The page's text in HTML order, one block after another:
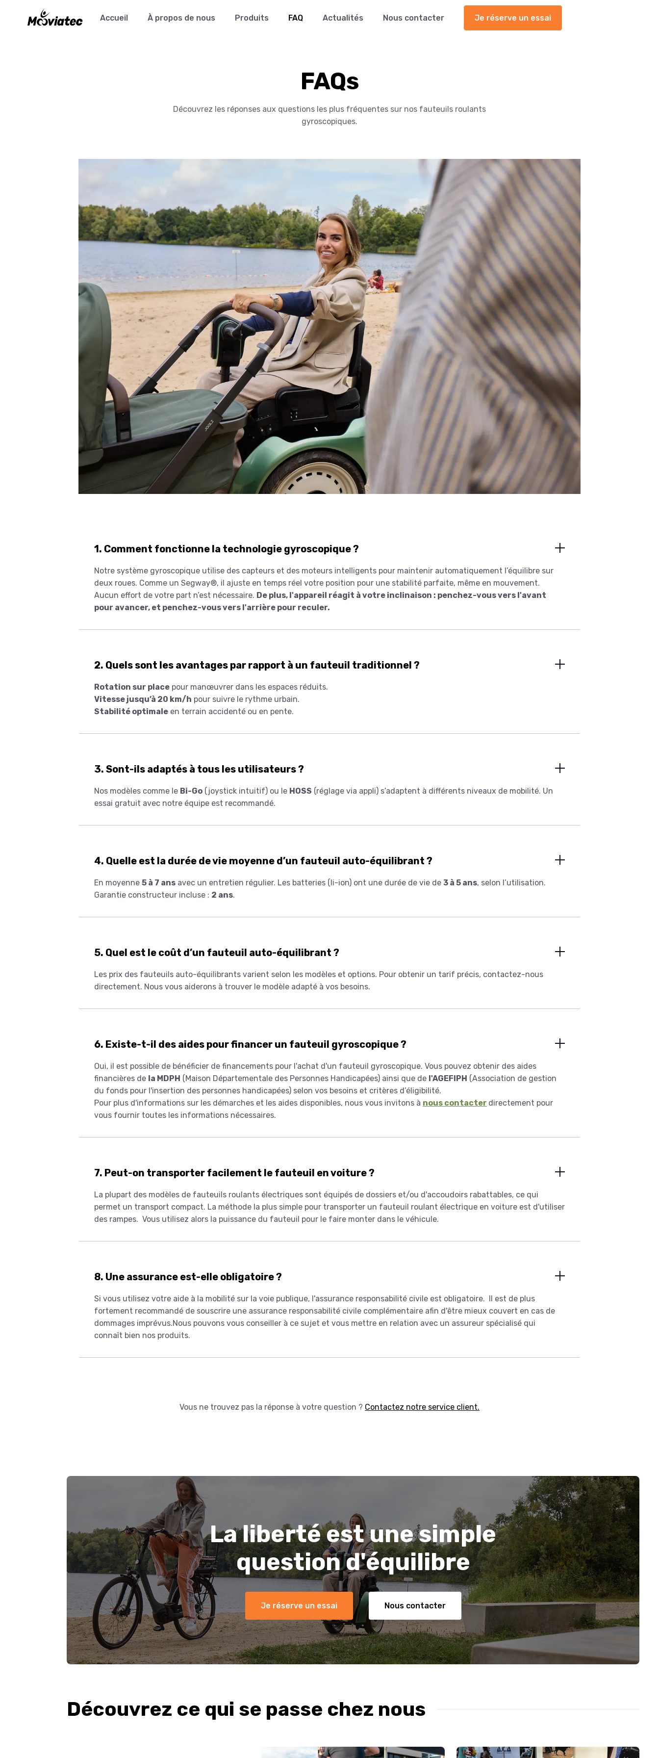
Accueil À propos de nous Produits FAQ Actualités Nous contacter Je réserve un essai
FAQs
Découvrez les réponses aux questions les plus fréquentes sur nos fauteuils roulants
gyroscopiques.
1. Comment fonctionne la technologie gyroscopique ?
Notre système gyroscopique utilise des capteurs et des moteurs intelligents pour maintenir automatiquement l’équilibre sur
deux roues. Comme un Segway®, il ajuste en temps réel votre position pour une stabilité parfaite, même en mouvement.
Aucun effort de votre part n’est nécessaire. De plus, l'appareil réagit à votre inclinaison : penchez-vous vers l'avant
pour avancer, et penchez-vous vers l'arrière pour reculer.
2. Quels sont les avantages par rapport à un fauteuil traditionnel ?
Rotation sur place pour manœuvrer dans les espaces réduits.
Vitesse jusqu’à 20 km/h pour suivre le rythme urbain.
Stabilité optimale en terrain accidenté ou en pente.
3. Sont-ils adaptés à tous les utilisateurs ?
Nos modèles comme le Bi-Go (joystick intuitif) ou le HOSS (réglage via appli) s’adaptent à différents niveaux de mobilité. Un
essai gratuit avec notre équipe est recommandé.
4. Quelle est la durée de vie moyenne d’un fauteuil auto-équilibrant ?
En moyenne 5 à 7 ans avec un entretien régulier. Les batteries (li-ion) ont une durée de vie de 3 à 5 ans, selon l’utilisation.
Garantie constructeur incluse : 2 ans.
5. Quel est le coût d’un fauteuil auto-équilibrant ?
Les prix des fauteuils auto-équilibrants varient selon les modèles et options. Pour obtenir un tarif précis, contactez-nous
directement. Nous vous aiderons à trouver le modèle adapté à vos besoins.
6. Existe-t-il des aides pour financer un fauteuil gyroscopique ?
Oui, il est possible de bénéficier de financements pour l'achat d'un fauteuil gyroscopique. Vous pouvez obtenir des aides
financières de la MDPH (Maison Départementale des Personnes Handicapées) ainsi que de l'AGEFIPH (Association de gestion
du fonds pour l'insertion des personnes handicapées) selon vos besoins et critères d’éligibilité.
Pour plus d'informations sur les démarches et les aides disponibles, nous vous invitons à nous contacter directement pour
vous fournir toutes les informations nécessaires.
7. Peut-on transporter facilement le fauteuil en voiture ?
La plupart des modèles de fauteuils roulants électriques sont équipés de dossiers et/ou d'accoudoirs rabattables, ce qui
permet un transport compact. La méthode la plus simple pour transporter un fauteuil roulant électrique en voiture est d'utiliser
des rampes. Vous utilisez alors la puissance du fauteuil pour le faire monter dans le véhicule.
8. Une assurance est-elle obligatoire ?
Si vous utilisez votre aide à la mobilité sur la voie publique, l'assurance responsabilité civile est obligatoire. Il est de plus
fortement recommandé de souscrire une assurance responsabilité civile complémentaire afin d'être mieux couvert en cas de
dommages imprévus.Nous pouvons vous conseiller à ce sujet et vous mettre en relation avec un assureur spécialisé qui
connaît bien nos produits.
Vous ne trouvez pas la réponse à votre question ? Contactez notre service client.
La liberté est une simple
question d'équilibre
Je réserve un essai Nous contacter
Découvrez ce qui se passe chez nous